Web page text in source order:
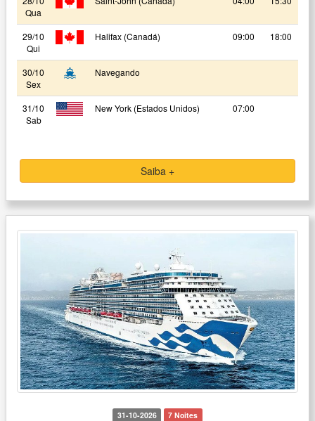
Qua
29/10
Qui
Halifax (Canadá) 09:00 18:00
30/10
Sex
Navegando
31/10
Sab
New York (Estados Unidos) 07:00
Saiba +
31-10-2026 7 Noites